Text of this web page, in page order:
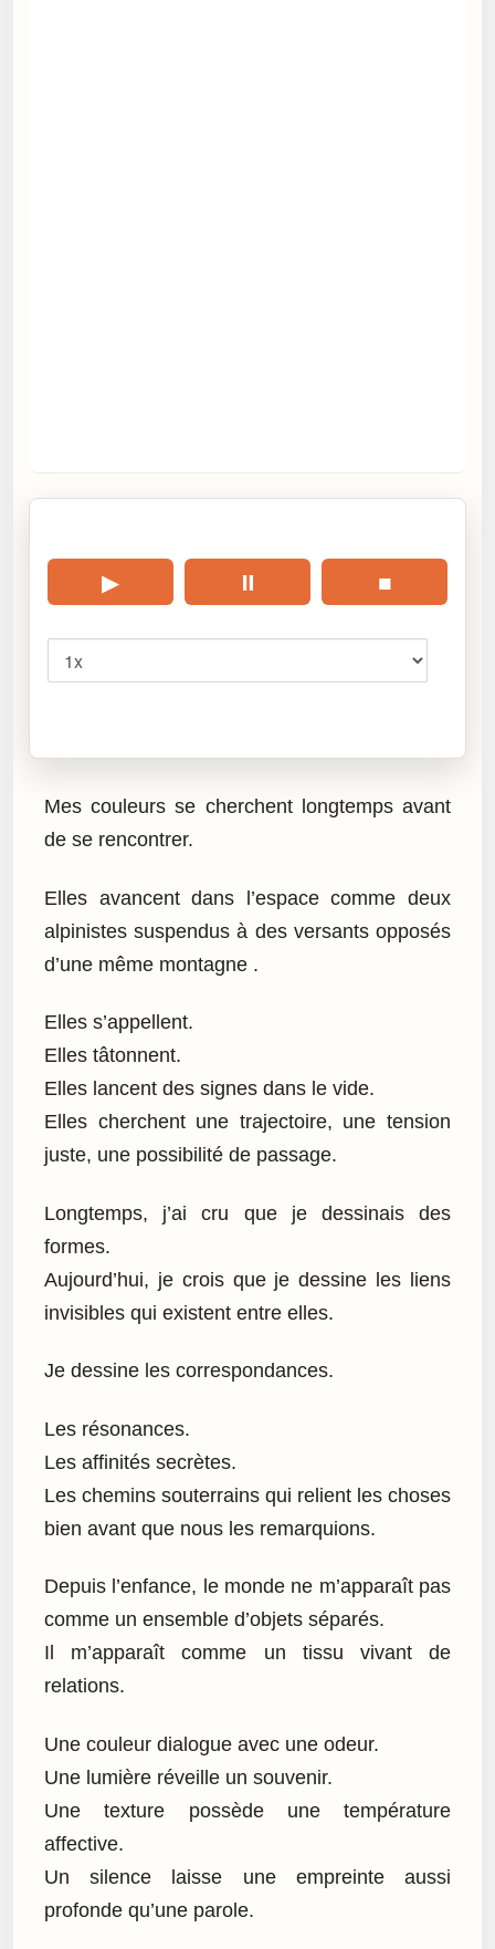
▶ ⏸ ■
Mes couleurs se cherchent longtemps avant
de se rencontrer.
Elles avancent dans l’espace comme deux
alpinistes suspendus à des versants opposés
d’une même montagne .
Elles s’appellent.
Elles tâtonnent.
Elles lancent des signes dans le vide.
Elles cherchent une trajectoire, une tension
juste, une possibilité de passage.
Longtemps, j’ai cru que je dessinais des
formes.
Aujourd’hui, je crois que je dessine les liens
invisibles qui existent entre elles.
Je dessine les correspondances.
Les résonances.
Les affinités secrètes.
Les chemins souterrains qui relient les choses
bien avant que nous les remarquions.
Depuis l’enfance, le monde ne m’apparaît pas
comme un ensemble d’objets séparés.
Il m’apparaît comme un tissu vivant de
relations.
Une couleur dialogue avec une odeur.
Une lumière réveille un souvenir.
Une texture possède une température
affective.
Un silence laisse une empreinte aussi
profonde qu’une parole.